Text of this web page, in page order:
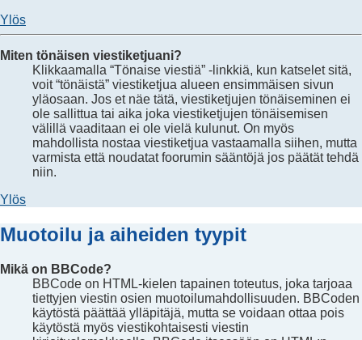
Ylös
Miten tönäisen viestiketjuani?
Klikkaamalla “Tönaise viestiä” -linkkiä, kun katselet sitä,
voit “tönäistä” viestiketjua alueen ensimmäisen sivun
yläosaan. Jos et näe tätä, viestiketjujen tönäiseminen ei
ole sallittua tai aika joka viestiketjujen tönäisemisen
välillä vaaditaan ei ole vielä kulunut. On myös
mahdollista nostaa viestiketjua vastaamalla siihen, mutta
varmista että noudatat foorumin sääntöjä jos päätät tehdä
niin.
Ylös
Muotoilu ja aiheiden tyypit
Mikä on BBCode?
BBCode on HTML-kielen tapainen toteutus, joka tarjoaa
tiettyjen viestin osien muotoilumahdollisuuden. BBCoden
käytöstä päättää ylläpitäjä, mutta se voidaan ottaa pois
käytöstä myös viestikohtaisesti viestin